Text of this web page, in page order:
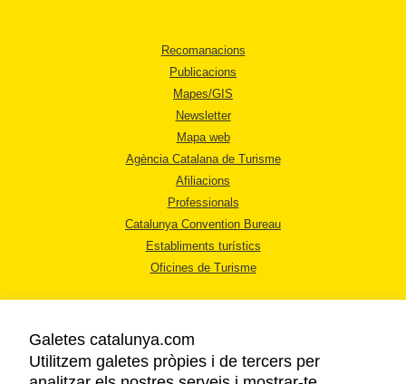
Recomanacions
Publicacions
Mapes/GIS
Newsletter
Mapa web
Agència Catalana de Turisme
Afiliacions
Professionals
Catalunya Convention Bureau
Establiments turístics
Oficines de Turisme
Galetes catalunya.com
Utilitzem galetes pròpies i de tercers per